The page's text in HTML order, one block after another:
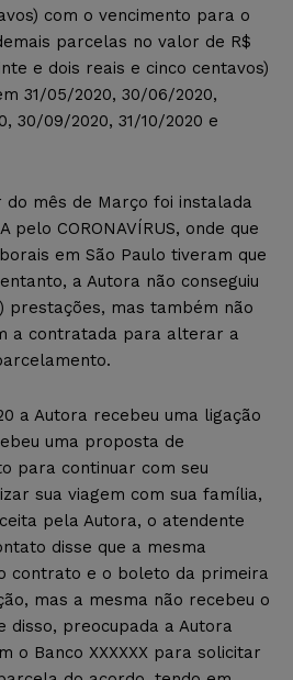
com o vencimento para o
parcelas no valor de R$
e dois reais e cinco centavos)
31/05/2020, 30/06/2020,
30/09/2020, 31/10/2020 e
mês de Março foi instalada
pelo CORONAVÍRUS, onde que
em São Paulo tiveram que
a Autora não conseguiu
prestações, mas também não
a contratada para alterar a
a Autora recebeu uma ligação
uma proposta de
para continuar com seu
sua viagem com sua família,
pela Autora, o atendente
disse que a mesma
contrato e o boleto da primeira
mas a mesma não recebeu o
disso, preocupada a Autora
o Banco XXXXXX para solicitar